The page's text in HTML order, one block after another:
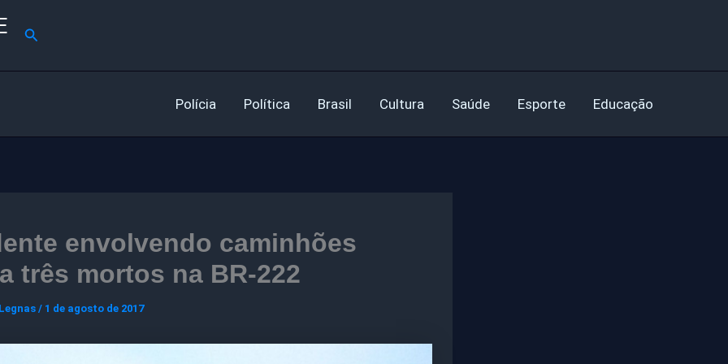
Pesquisar
Polícia Política Brasil Cultura Saúde Esporte Educação
envolvendo caminhões
três mortos na BR-222
/ 1 de agosto de 2017